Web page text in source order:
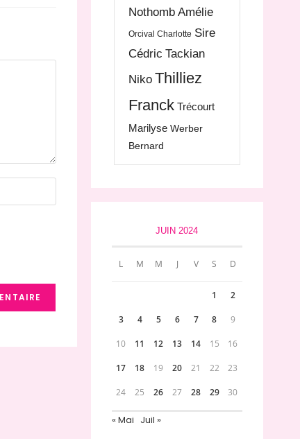
Nothomb Amélie
Orcival Charlotte Sire
Cédric Tackian
Niko Thilliez
Franck Trécourt
Marilyse Werber
Bernard
JUIN 2024
L M M J V S D
1 2
3 4 5 6 7 8 9
10 11 12 13 14 15 16
17 18 19 20 21 22 23
24 25 26 27 28 29 30
« Mai Juil »